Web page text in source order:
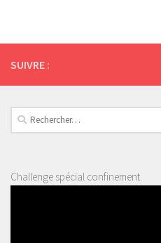
SUIVRE :
Rechercher :
Challenge spécial confinement.